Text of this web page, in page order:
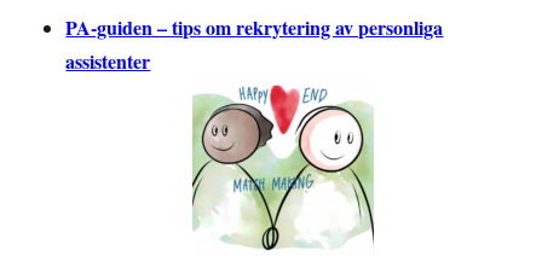
PA-guiden – tips om rekrytering av personliga
assistenter